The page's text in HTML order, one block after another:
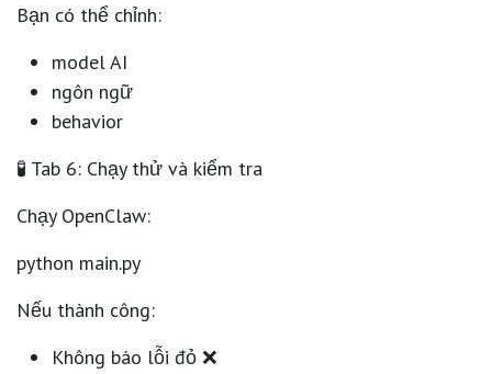
Bạn có thể chỉnh:
model AI
ngôn ngữ
behavior
🧪 Tab 6: Chạy thử và kiểm tra
Chạy OpenClaw:
python main.py
Nếu thành công:
Không báo lỗi đỏ ❌